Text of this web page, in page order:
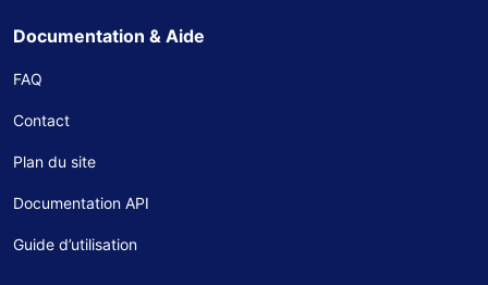
Documentation & Aide
FAQ
Contact
Plan du site
Documentation API
Guide d’utilisation